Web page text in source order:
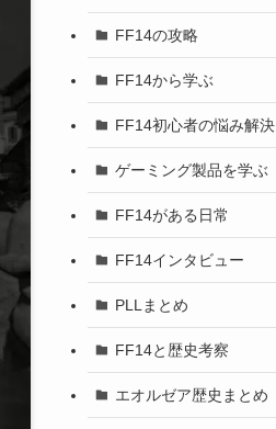
FF14の攻略
FF14から学ぶ
FF14初心者の悩み解決
ゲーミング製品を学ぶ
FF14がある日常
FF14インタビュー
PLLまとめ
FF14と歴史考察
エオルゼア歴史まとめ